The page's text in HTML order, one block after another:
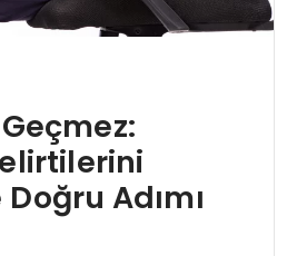
Adımı